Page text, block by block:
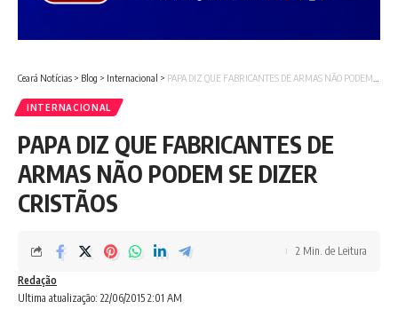
Ceará Notícias > Blog > Internacional > PAPA DIZ QUE FABRICANTES DE ARMAS NÃO PODEM SE DIZER CRISTÃOS
INTERNACIONAL
PAPA DIZ QUE FABRICANTES DE
ARMAS NÃO PODEM SE DIZER
CRISTÃOS
Ultima atualização: 22/06/2015 2:01 AM
Redação
2 Min. de Leitura